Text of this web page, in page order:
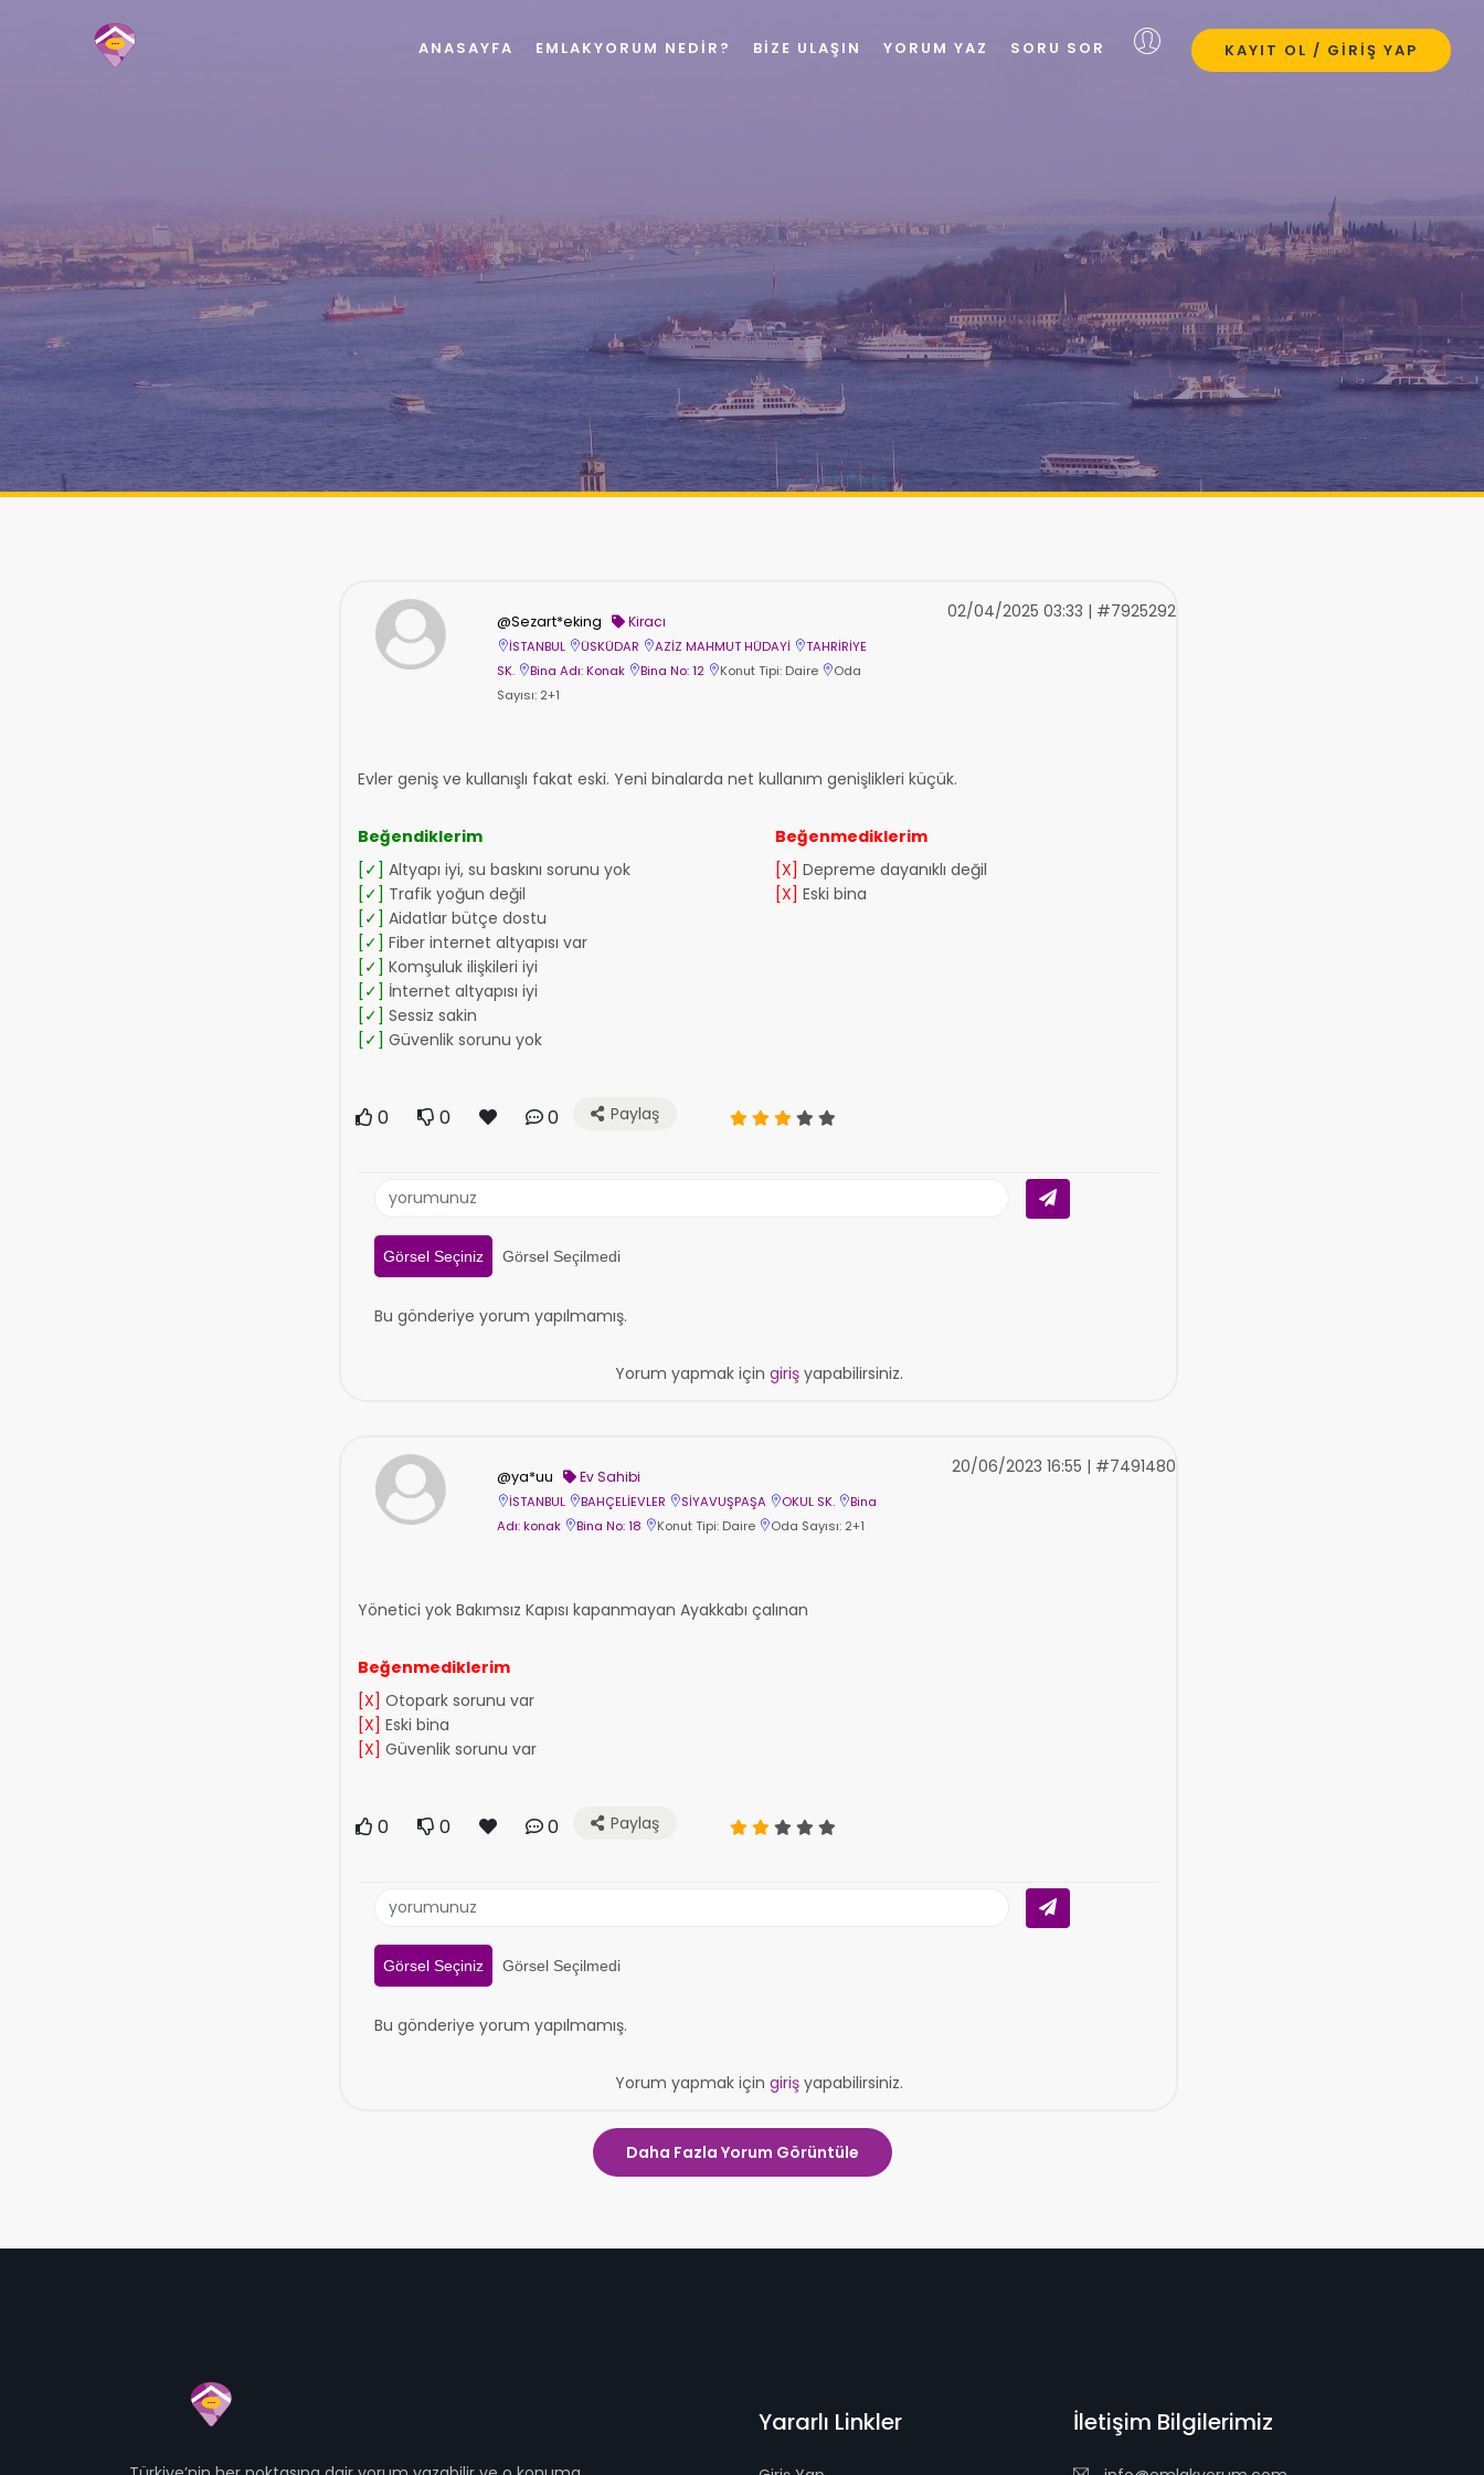
@Sezart*eking Kiracı
İSTANBUL ÜSKÜDAR AZİZ MAHMUT HÜDAYİ
TAHRİRİYE
SK.
Bina Adı: Konak Bina No: 12 Konut Tipi: Daire
Oda
Sayısı: 2+1
02/04/2025 03:33 | #7925292
Evler geniş ve kullanışlı fakat eski. Yeni binalarda net kullanım genişlikleri küçük.
Beğendiklerim
[✓] Altyapı iyi, su baskını sorunu yok
[✓] Trafik yoğun değil
[✓] Aidatlar bütçe dostu
[✓] Fiber internet altyapısı var
[✓] Komşuluk ilişkileri iyi
[✓] İnternet altyapısı iyi
[✓] Sessiz sakin
[✓] Güvenlik sorunu yok
Beğenmediklerim
[X] Depreme dayanıklı değil
[X] Eski bina
0 0 0 Paylaş
Görsel Seçiniz Görsel Seçilmedi
Bu gönderiye yorum yapılmamış.
Yorum yapmak için girişyapabilirsiniz.
@ya*uu Ev Sahibi
İSTANBUL BAHÇELİEVLER SİYAVUŞPAŞA OKUL SK.
Bina
Adı: konak
Bina No: 18 Konut Tipi: Daire Oda Sayısı: 2+1
20/06/2023 16:55 | #7491480
Yönetici yok Bakımsız Kapısı kapanmayan Ayakkabı çalınan
Beğenmediklerim
[X] Otopark sorunu var
[X] Eski bina
[X] Güvenlik sorunu var
0 0 0 Paylaş
Görsel Seçiniz Görsel Seçilmedi
Bu gönderiye yorum yapılmamış.
Yorum yapmak için girişyapabilirsiniz.
Daha Fazla Yorum Görüntüle
Yararlı Linkler İletişim Bilgilerimiz
KAYIT OL / GIRIŞ YAP
ANASAYFA EMLAKYORUM NEDIR? BIZE ULAŞIN YORUM YAZ SORU SOR